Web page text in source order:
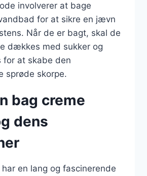
involverer at bage
for at sikre en jævn
Når de er bagt, skal de
dækkes med sukker og
for at skabe den
sprøde skorpe.
bag creme
dens
en lang og fascinerende